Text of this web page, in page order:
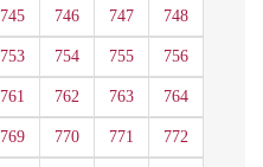
745 746 747 748
753 754 755 756
761 762 763 764
769 770 771 772